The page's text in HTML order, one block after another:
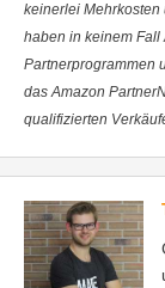
keinerlei Mehrkosten
haben in keinem Fall
Partnerprogrammen
das Amazon
qualifizierten